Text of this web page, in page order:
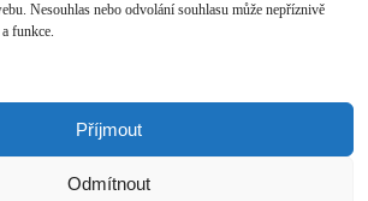
Nesouhlas nebo odvolání souhlasu může nepříznivě
funkce.
Příjmout
Odmítnout